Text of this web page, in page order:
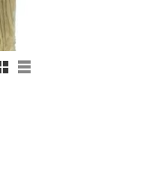
Rutnätsvy
Listvy